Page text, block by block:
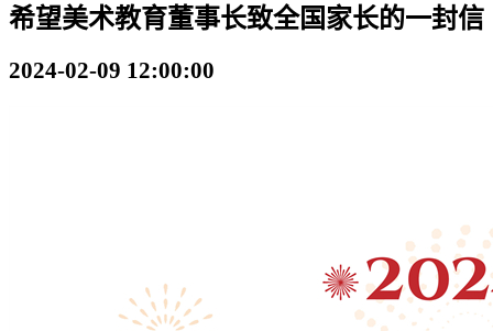
希望美术教育董事长致全国家长的一封信
2024-02-09 12:00:00